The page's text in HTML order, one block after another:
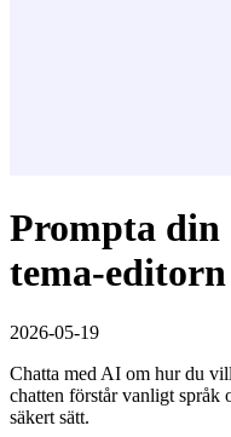
Prompta din
tema-editorn
2026-05-19
Chatta med AI om hur du
chatten förstår vanligt språk
säkert sätt.